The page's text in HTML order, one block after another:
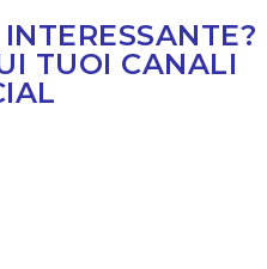
TUOI CANALI